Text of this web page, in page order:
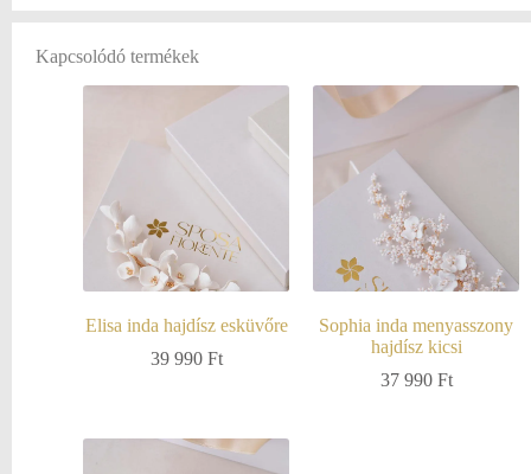
Kapcsolódó termékek
Elisa inda hajdísz esküvőre
39 990 Ft
Sophia inda menyasszony
hajdísz kicsi
37 990 Ft